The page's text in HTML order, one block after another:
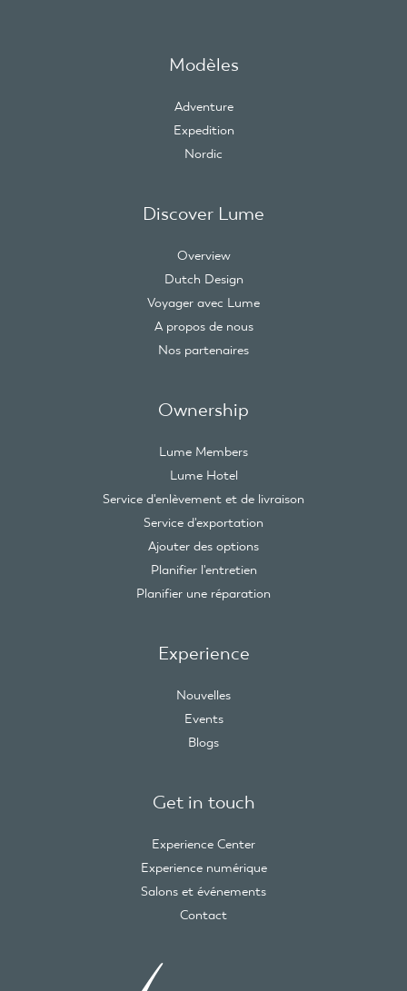
Modèles
Adventure
Expedition
Nordic
Discover Lume
Overview
Dutch Design
Voyager avec Lume
A propos de nous
Nos partenaires
Ownership
Lume Members
Lume Hotel
Service d'enlèvement et de livraison
Service d'exportation
Ajouter des options
Planifier l'entretien
Planifier une réparation
Experience
Nouvelles
Events
Blogs
Get in touch
Experience Center
Experience numérique
Salons et événements
Contact